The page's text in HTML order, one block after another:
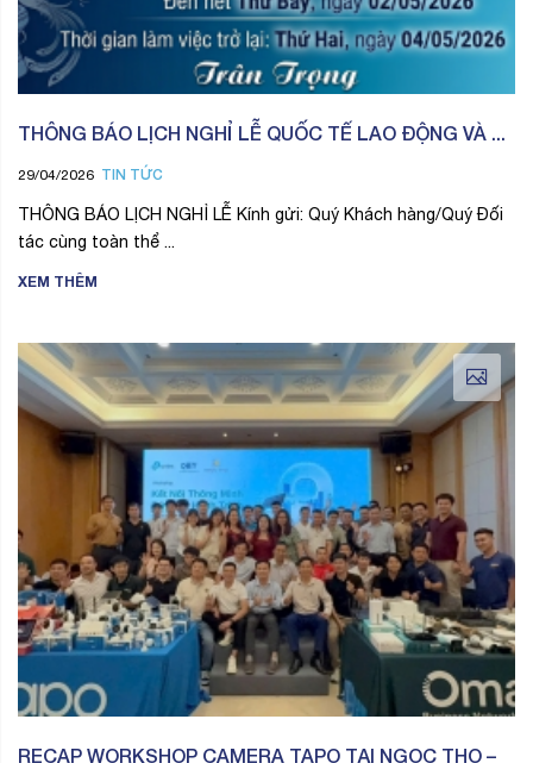
THÔNG BÁO LỊCH NGHỈ LỄ QUỐC TẾ LAO ĐỘNG VÀ ...
29/04/2026 TIN TỨC
THÔNG BÁO LỊCH NGHỈ LỄ Kính gửi: Quý Khách hàng/Quý Đối
tác cùng toàn thể ...
XEM THÊM
RECAP WORKSHOP CAMERA TAPO TẠI NGỌC THỌ –